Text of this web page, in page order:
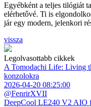
Egyébként a teljes tilógiát
elérhetővé. Ti is
jár egy modern, jelenkori
vissza
Legolvasottabb cikkek
A Tomodachi Life: Living
konzolokra
2026-04-20 08:25:00
@FenrirXVII
DeepCool LE240 V2 AIO